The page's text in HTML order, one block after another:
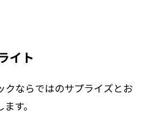
イト
クならではのサプライズとお
す。